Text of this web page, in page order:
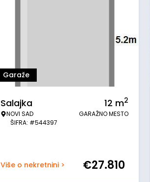
Garaže
Salajka
NOVI SAD
ŠIFRA: #544397
12 m2
GARAŽNO MESTO
Više o nekretnini > €27.810